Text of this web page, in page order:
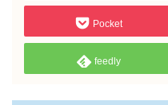
Pocket
feedly